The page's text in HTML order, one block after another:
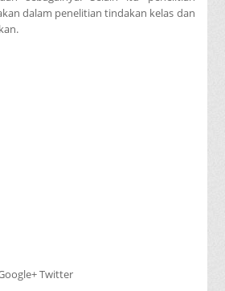
dalam penelitian tindakan kelas dan
Twitter